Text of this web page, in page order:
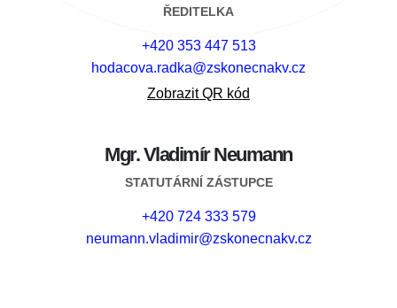
ŘEDITELKA
+420 353 447 513
hodacova.radka@zskonecnakv.cz
Zobrazit QR kód
Mgr. Vladimír Neumann
STATUTÁRNÍ ZÁSTUPCE
+420 724 333 579
neumann.vladimir@zskonecnakv.cz